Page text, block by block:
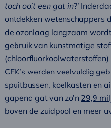
toch ooit een gat in?’
ontdekken wetenschappers
de ozonlaag langzaam
gebruik van kunstmatige
(chloorfluorkoolwaterstoffen)
CFK’s werden veelvuldig
spuitbussen, koelkasten en
gapend gat van zo’n 29,9
boven de zuidpool en meer